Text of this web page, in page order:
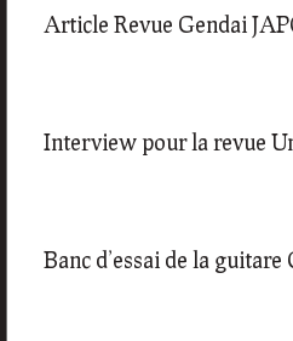
Article Revue Gendai
Interview pour la revue
Banc d’essai de la guitare